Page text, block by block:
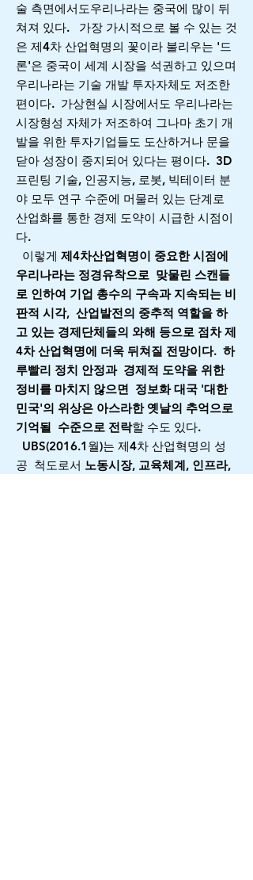
술 측면에서도우리나라는 중국에 많이 뒤
쳐져 있다. 가장 가시적으로 볼 수 있는 것
은 제4차 산업혁명의 꽃이라 불리우는 '드
론'은 중국이 세계 시장을 석권하고 있으며
우리나라는 기술 개발 투자자체도 저조한
편이다. 가상현실 시장에서도 우리나라는
시장형성 자체가 저조하여 그나마 초기 개
발을 위한 투자기업들도 도산하거나 문을
닫아 성장이 중지되어 있다는 평이다. 3D
프린팅 기술, 인공지능, 로봇, 빅테이터 분
야 모두 연구 수준에 머물러 있는 단계로
산업화를 통한 경제 도약이 시급한 시점이
다.
이렇게 제4차산업혁명이 중요한 시점에
우리나라는 정경유착으로 맞물린 스캔들
로 인하여 기업 총수의 구속과 지속되는 비
판적 시각, 산업발전의 중추적 역할을 하
고 있는 경제단체들의 와해 등으로 점차 제
4차 산업혁명에 더욱 뒤쳐질 전망이다. 하
루빨리 정치 안정과 경제적 도약을 위한
정비를 마치지 않으면 정보화 대국 '대한
민국'의 위상은 아스라한 옛날의 추억으로
기억될 수준으로 전락할 수도 있다.
UBS(2016.1월)는 제4차 산업혁명의 성
공 척도로서 노동시장, 교육체계, 인프라,